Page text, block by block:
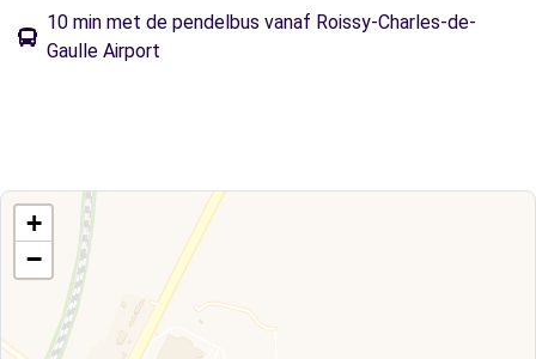
10 min met de pendelbus vanaf Roissy-Charles-de-
Gaulle Airport
+
−